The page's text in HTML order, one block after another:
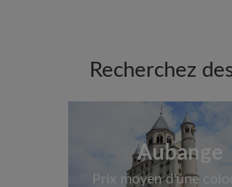
Recherchez
Aubange
Prix moyen d'une